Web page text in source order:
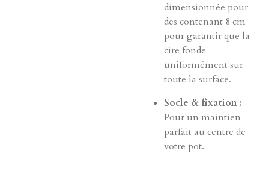
dimensionnée pour
des contenant 8 cm
pour garantir que la
cire fonde
uniformément sur
toute la surface.
Socle & fixation :
Pour un maintien
parfait au centre de
votre pot.